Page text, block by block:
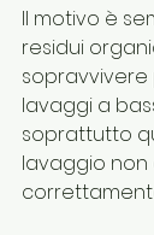
Il motivo è
residui
lavaggi a
soprattutto
lavaggio